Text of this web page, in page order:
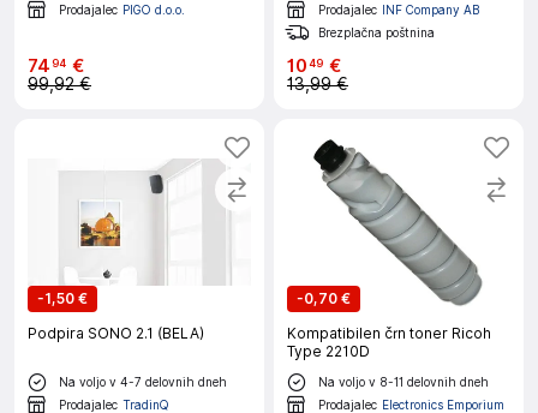
Prodajalec PIGO d.o.o.
7494 €
99,92 €
Prodajalec INF Company AB
Brezplačna poštnina
1049 €
13,99 €
-1,50 €
Podpira SONO 2.1 (BELA)
Na voljo v 4-7 delovnih dneh
Prodajalec TradinQ
-0,70 €
Kompatibilen črn toner Ricoh
Type 2210D
Na voljo v 8-11 delovnih dneh
Prodajalec Electronics Emporium